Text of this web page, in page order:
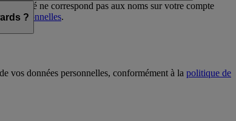
indiqué ne correspond pas aux noms sur votre compte
personnelles.
?
vos données personnelles, conformément à la politique de